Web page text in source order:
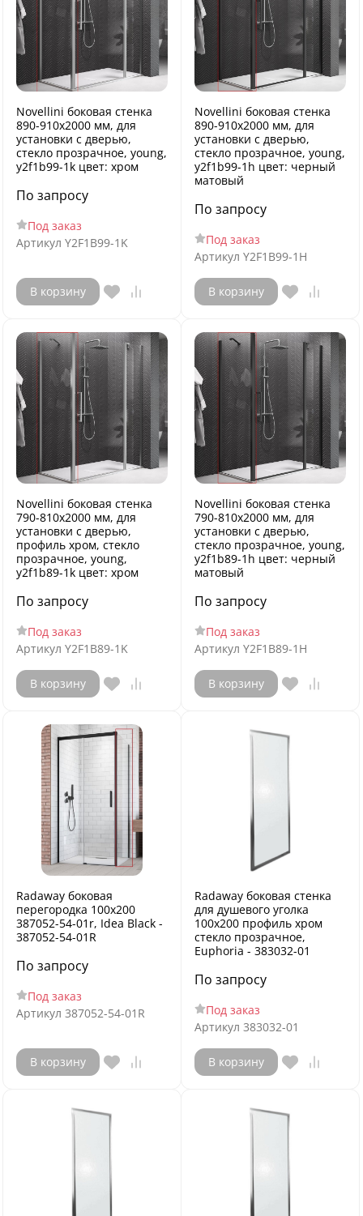
Novellini боковая стенка
890-910х2000 мм, для
установки с дверью,
стекло прозрачное, young,
y2f1b99-1k цвет: хром
По запросу
Под заказ
Артикул Y2F1B99-1K
В корзину
Novellini боковая стенка
890-910х2000 мм, для
установки с дверью,
стекло прозрачное, young,
y2f1b99-1h цвет: черный
матовый
По запросу
Под заказ
Артикул Y2F1B99-1H
В корзину
Novellini боковая стенка
790-810х2000 мм, для
установки с дверью,
профиль хром, стекло
прозрачное, young,
y2f1b89-1k цвет: хром
По запросу
Под заказ
Артикул Y2F1B89-1K
В корзину
Novellini боковая стенка
790-810х2000 мм, для
установки с дверью,
стекло прозрачное, young,
y2f1b89-1h цвет: черный
матовый
По запросу
Под заказ
Артикул Y2F1B89-1H
В корзину
Radaway боковая
перегородка 100x200
387052-54-01r, Idea Black -
387052-54-01R
По запросу
Под заказ
Артикул 387052-54-01R
В корзину
Radaway боковая стенка
для душевого уголка
100x200 профиль хром
стекло прозрачное,
Euphoria - 383032-01
По запросу
Под заказ
Артикул 383032-01
В корзину